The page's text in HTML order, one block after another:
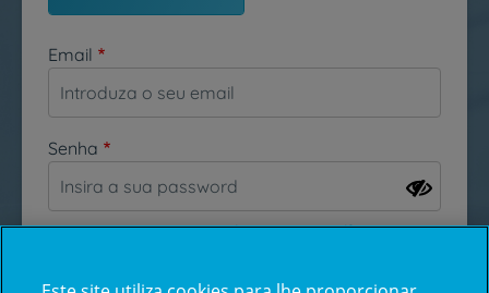
Email
Senha
Esqueceu-se da sua password?